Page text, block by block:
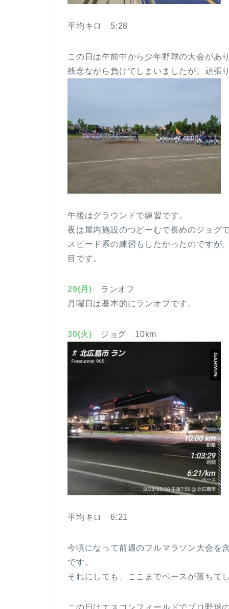
平均キロ 5:28
この日は午前中から少年野球の大会があ
残念ながら負けてしまいましたが、頑張
午後はグラウンドで練習です。
夜は屋内施設のつどーむで長めのジョグ
スピード系の練習もしたかったのですが
目です。
29(月) ランオフ
月曜日は基本的にランオフです。
30(火) ジョグ 10km
平均キロ 6:21
今頃になって前週のフルマラソン大会を
です。
それにしても、ここまでペースが落ちて
この日はエスコンフィールドでプロ野球